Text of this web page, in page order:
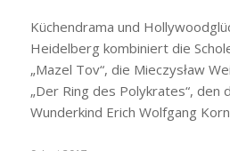
Küchendrama und
Heidelberg kombiniert die
„Mazel Tov“, die Mieczysław
„Der Ring des Polykrates“, den
Wunderkind Erich Wolfgang